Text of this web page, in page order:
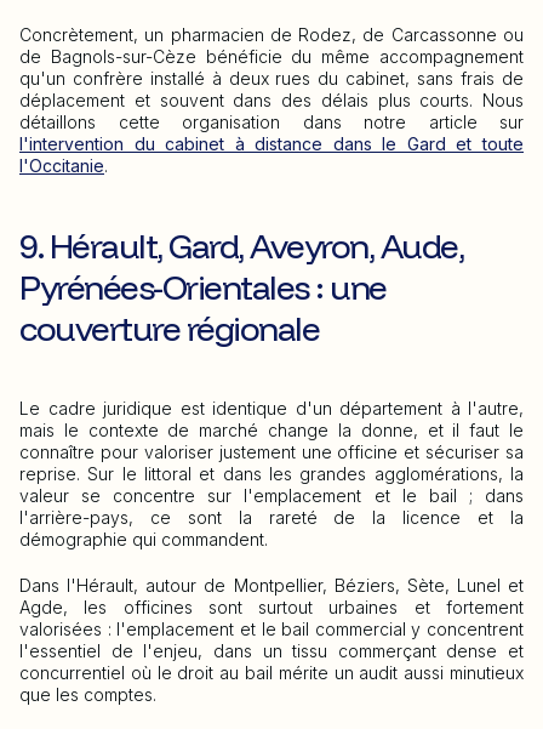
Concrètement, un pharmacien de Rodez, de Carcassonne ou
de Bagnols-sur-Cèze bénéficie du même accompagnement
qu'un confrère installé à deux rues du cabinet, sans frais de
déplacement et souvent dans des délais plus courts. Nous
détaillons cette organisation dans notre article sur
l'intervention du cabinet à distance dans le Gard et toute
l'Occitanie.
9. Hérault, Gard, Aveyron, Aude,
Pyrénées-Orientales : une
couverture régionale
Le cadre juridique est identique d'un département à l'autre,
mais le contexte de marché change la donne, et il faut le
connaître pour valoriser justement une officine et sécuriser sa
reprise. Sur le littoral et dans les grandes agglomérations, la
valeur se concentre sur l'emplacement et le bail ; dans
l'arrière-pays, ce sont la rareté de la licence et la
démographie qui commandent.
Dans l'Hérault, autour de Montpellier, Béziers, Sète, Lunel et
Agde, les officines sont surtout urbaines et fortement
valorisées : l'emplacement et le bail commercial y concentrent
l'essentiel de l'enjeu, dans un tissu commerçant dense et
concurrentiel où le droit au bail mérite un audit aussi minutieux
que les comptes.